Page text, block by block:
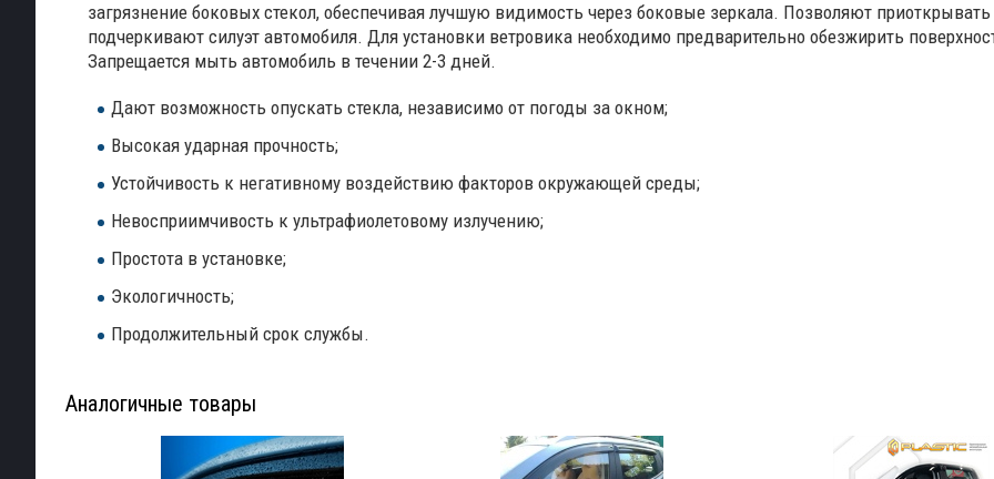
загрязнение боковых стекол, обеспечивая лучшую видимость через боковые зеркала. Позволяют
подчеркивают силуэт автомобиля. Для установки ветровика необходимо предварительно обезжирить
Запрещается мыть автомобиль в течении 2-3 дней.
Дают возможность опускать стекла, независимо от погоды за окном;
Высокая ударная прочность;
Устойчивость к негативному воздействию факторов окружающей среды;
Невосприимчивость к ультрафиолетовому излучению;
Простота в установке;
Экологичность;
Продолжительный срок службы.
Аналогичные товары